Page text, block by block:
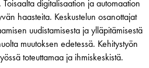
digitalisaation ja automaation
haasteita. Keskustelun osanottajat
uudistamisesta ja ylläpitämisestä
muutoksen edetessä. Kehitystyön
toteuttamaa ja ihmiskeskistä.